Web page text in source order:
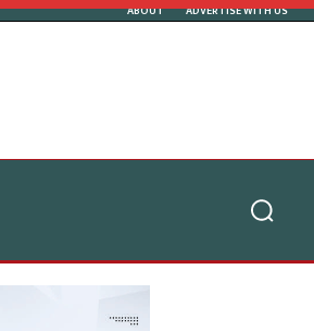
ABOUT ADVERTISE WITH US